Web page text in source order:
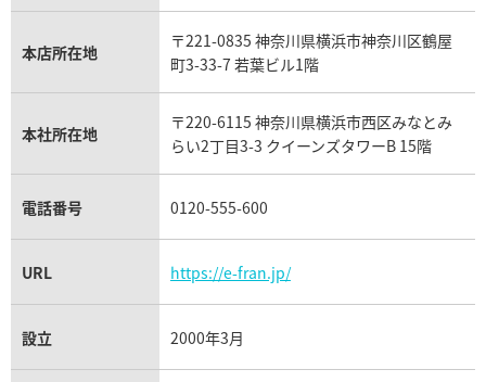
カルティエ買取
フランク ミュラー買取
リシャール・ミル買取
パネライ買取
チューダー（チュードル）買取
本店所在地
〒221-0835 神奈川県横浜市神奈川区鶴屋
町3-33-7 若葉ビル1階
本社所在地
〒220-6115 神奈川県横浜市西区みなとみ
らい2丁目3-3 クイーンズタワーB 15階
電話番号 0120-555-600
URL https://e-fran.jp/
設立 2000年3月